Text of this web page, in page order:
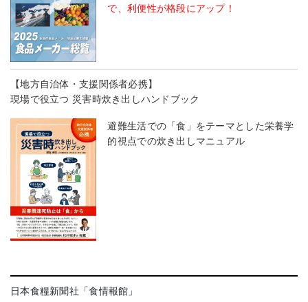
で、利便性が格段にアップ！
【地方自治体・支援関係者必携】
現場で役立つ 災害時炊き出しハンドブック
避難生活での「食」をテーマとした栄養学
的視点での炊き出しマニュアル
日本食糧新聞社「食情報館」